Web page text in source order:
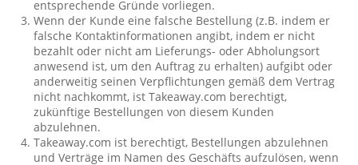
entsprechende Gründe vorliegen.
Wenn der Kunde eine falsche Bestellung (z.B. indem er
falsche Kontaktinformationen angibt, indem er nicht
bezahlt oder nicht am Lieferungs- oder Abholungsort
anwesend ist, um den Auftrag zu erhalten) aufgibt oder
anderweitig seinen Verpflichtungen gemäß dem Vertrag
nicht nachkommt, ist Takeaway.com berechtigt,
zukünftige Bestellungen von diesem Kunden
abzulehnen.
Takeaway.com ist berechtigt, Bestellungen abzulehnen
und Verträge im Namen des Geschäfts aufzulösen, wenn